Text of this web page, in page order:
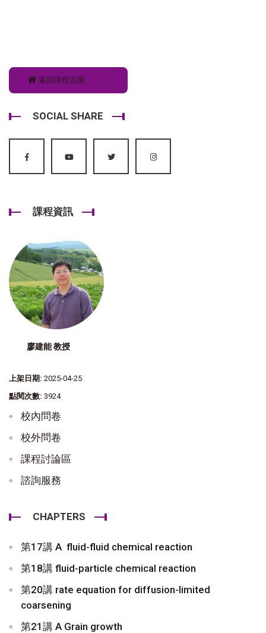
返回課程頁面
SOCIAL SHARE
課程資訊
廖建能 教授
上架日期: 2025-04-25
點閱次數: 3924
校內問卷
校外問卷
課程討論區
諮詢服務
CHAPTERS
第17講 A fluid-fluid chemical reaction
第18講 fluid-particle chemical reaction
第20講 rate equation for diffusion-limited
coarsening
第21講 A Grain growth